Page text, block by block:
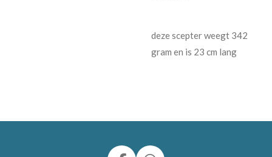
deze scepter weegt 342
gram en is 23 cm lang